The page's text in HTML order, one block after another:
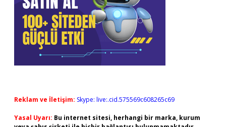
Reklam ve İletişim: Skype: live:.cid.575569c608265c69
Yasal Uyarı: Bu internet sitesi, herhangi bir marka, kurum